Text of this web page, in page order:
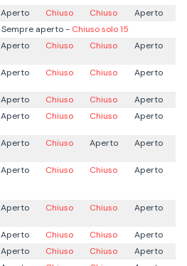
Aperto Chiuso Chiuso
Aperto
Sempre aperto - Chiuso solo 15
Aperto Chiuso Chiuso Aperto
Aperto Chiuso Chiuso Aperto
Aperto Chiuso Chiuso
Aperto
Aperto Chiuso Chiuso Aperto
Aperto Chiuso Aperto Aperto
Aperto Chiuso Chiuso Aperto
Aperto Chiuso Chiuso Aperto
Aperto Chiuso Chiuso
Aperto
Aperto Chiuso Chiuso
Aperto